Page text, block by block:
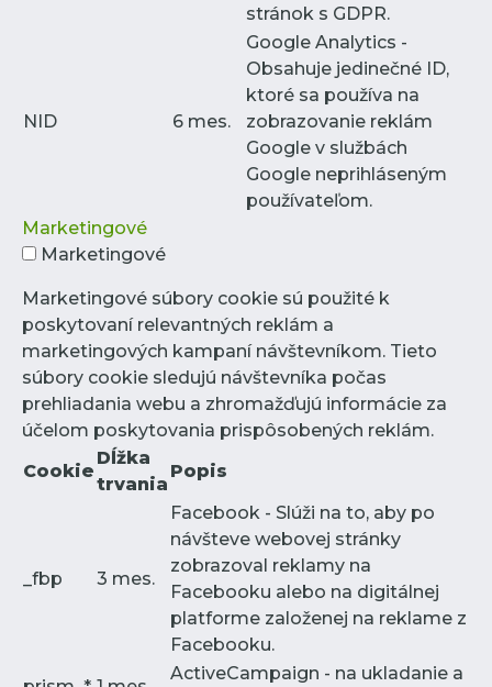
stránok s GDPR.
NID 6 mes.
Google Analytics -
Obsahuje jedinečné ID,
ktoré sa používa na
zobrazovanie reklám
Google v službách
Google neprihláseným
používateľom.
Marketingové
Marketingové
Marketingové súbory cookie sú použité k
poskytovaní relevantných reklám a
marketingových kampaní návštevníkom. Tieto
súbory cookie sledujú návštevníka počas
prehliadania webu a zhromažďujú informácie za
účelom poskytovania prispôsobených reklám.
Cookie
Dĺžka
trvania
Popis
_fbp 3 mes.
Facebook - Slúži na to, aby po
návšteve webovej stránky
zobrazoval reklamy na
Facebooku alebo na digitálnej
platforme založenej na reklame z
Facebooku.
ActiveCampaign - na ukladanie a